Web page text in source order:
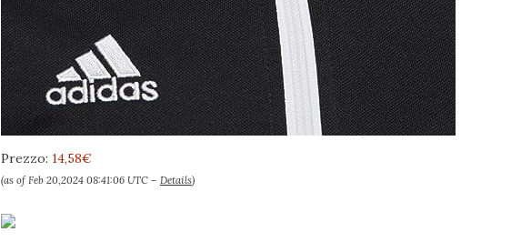
Prezzo: 14,58€
(as of Feb 20,2024 08:41:06 UTC – Details)